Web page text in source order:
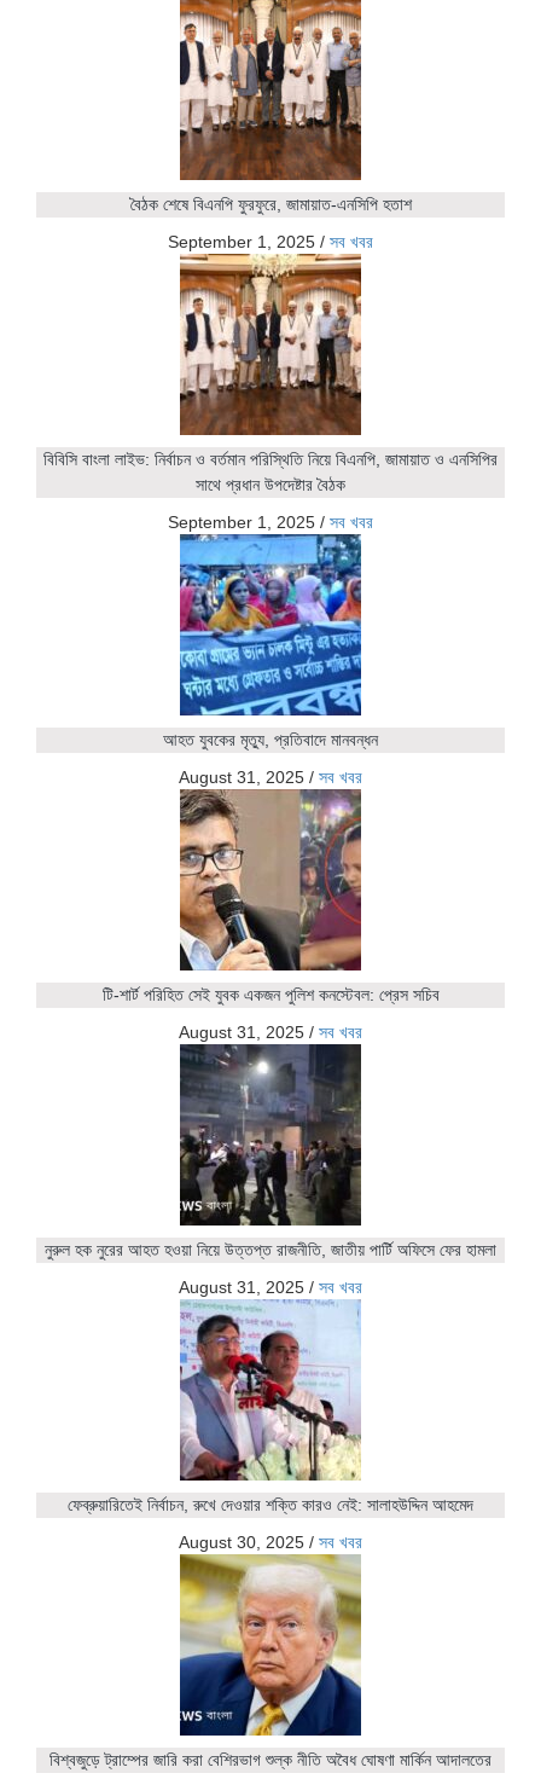
বৈঠক শেষে বিএনপি ফুরফুরে, জামায়াত-এনসিপি হতাশ
September 1, 2025 / সব খবর
বিবিসি বাংলা লাইভ: নির্বাচন ও বর্তমান পরিস্থিতি নিয়ে বিএনপি, জামায়াত ও এনসিপির
সাথে প্রধান উপদেষ্টার বৈঠক
September 1, 2025 / সব খবর
আহত যুবকের মৃত্যু, প্রতিবাদে মানবন্ধন
August 31, 2025 / সব খবর
টি-শার্ট পরিহিত সেই যুবক একজন পুলিশ কনস্টেবল: প্রেস সচিব
August 31, 2025 / সব খবর
নুরুল হক নুরের আহত হওয়া নিয়ে উত্তপ্ত রাজনীতি, জাতীয় পার্টি অফিসে ফের হামলা
August 31, 2025 / সব খবর
ফেব্রুয়ারিতেই নির্বাচন, রুখে দেওয়ার শক্তি কারও নেই: সালাহউদ্দিন আহমেদ
August 30, 2025 / সব খবর
বিশ্বজুড়ে ট্রাম্পের জারি করা বেশিরভাগ শুল্ক নীতি অবৈধ ঘোষণা মার্কিন আদালতের